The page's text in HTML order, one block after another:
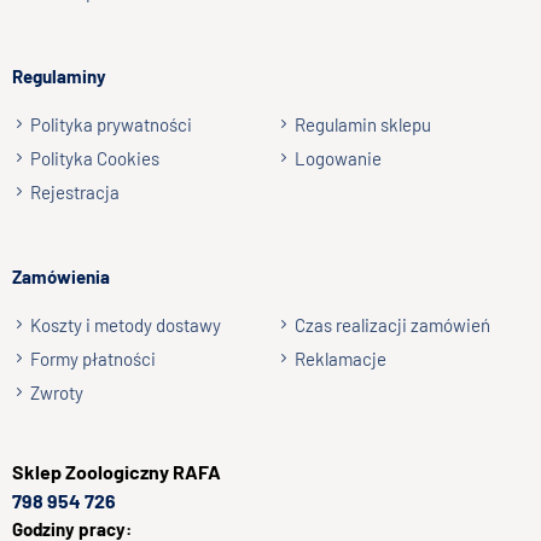
Wyślij opinię
Regulaminy
Polityka prywatności
Regulamin sklepu
Polityka Cookies
Logowanie
Rejestracja
Zamówienia
Koszty i metody dostawy
Czas realizacji zamówień
Formy płatności
Reklamacje
Zwroty
SklepZoologiczny RAFA
798 954 726
Godziny pracy: